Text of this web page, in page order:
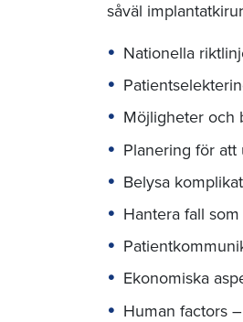
såväl
Nationella
Möjligheter och
Planering för
Belysa
Hantera fall
Ekonomiska
Human factors